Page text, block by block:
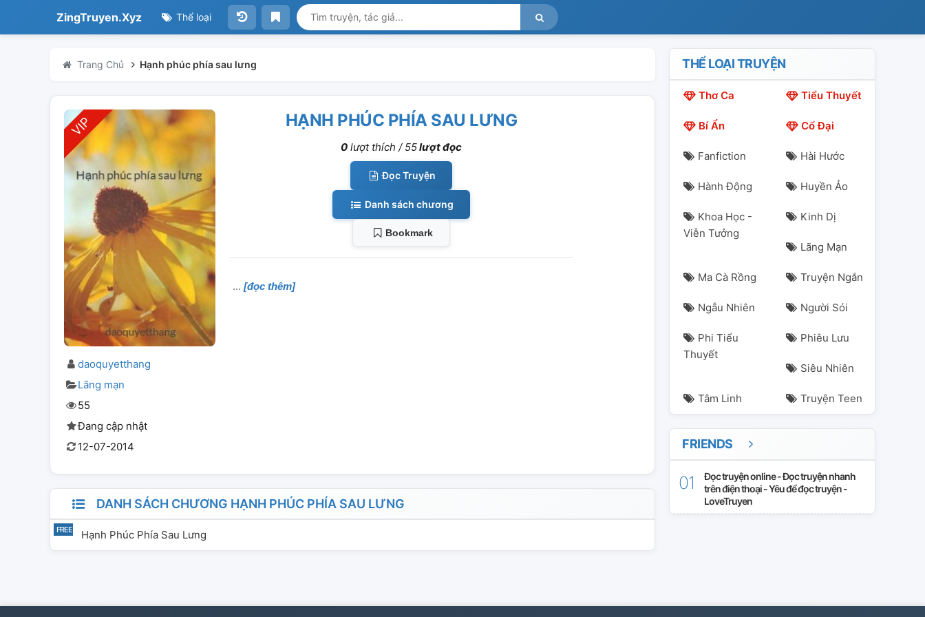
ZingTruyen.Xyz Thể loại
Trang Chủ Hạnh phúc phía sau lưng
daoquyetthang
Lãng mạn
55
Đang cập nhật
12-07-2014
HẠNH PHÚC PHÍA SAU LƯNG
0 lượt thích / 55lượt đọc
Đọc Truyện
Danh sách chương
Bookmark
[đọc thêm]
DANH SÁCH CHƯƠNG HẠNH PHÚC PHÍA SAU LƯNG
Hạnh Phúc Phía Sau Lưng
THỂ LOẠI TRUYỆN
Thơ Ca Tiểu Thuyết
Bí Ẩn Cổ Đại
Fanfiction Hài Hước
Hành Động Huyền Ảo
Khoa Học -
Viễn Tưởng
Kinh Dị
Lãng Mạn
Ma Cà Rồng Truyện Ngắn
Ngẫu Nhiên Người Sói
Phi Tiểu
Thuyết
Phiêu Lưu
Siêu Nhiên
Tâm Linh Truyện Teen
FRIENDS
Đọc truyện online - Đọc truyện nhanh
trên điện thoại - Yêu để đọc truyện -
LoveTruyen